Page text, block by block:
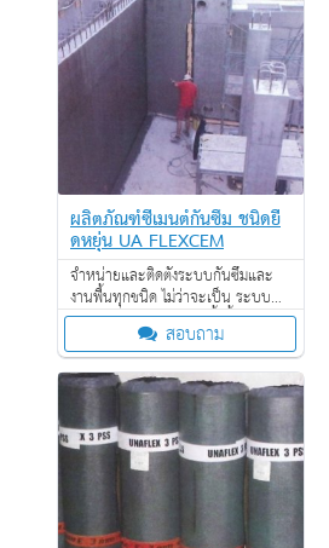
ผลิตภัณฑ์ซีเมนต์กันซึม ชนิดยื
ดหยุ่น UA FLEXCEM
จำหน่ายและติดตั้งระบบกันซึมและ
งานพื้นทุกชนิด ไม่ว่าจะเป็น ระบบ
งานกันซึม ระบบงานติดตั้งพื้น งาน
ป้องกันไฟลาม งานเคลือบปกป้องพื้น
ผิว งานเคลือบสารสะท้อนความร้อน
สอบถาม